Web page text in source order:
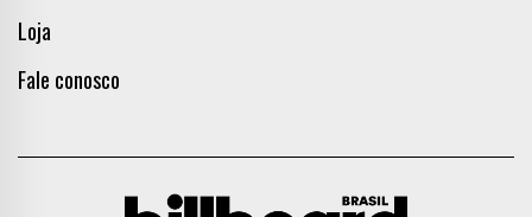
Loja
Fale conosco